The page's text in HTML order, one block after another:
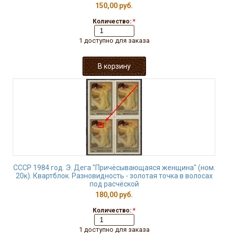
150,00 руб.
Количество: *
1 доступно для заказа
СССР 1984 год. Э. Дега "Причёсывающаяся женщина" (ном.
20к). Квартблок. Разновидность - золотая точка в волосах
под расчёской
180,00 руб.
Количество: *
1 доступно для заказа